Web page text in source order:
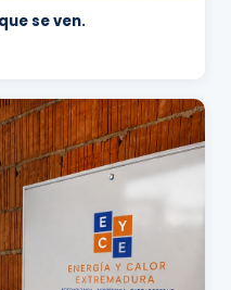
se ven.